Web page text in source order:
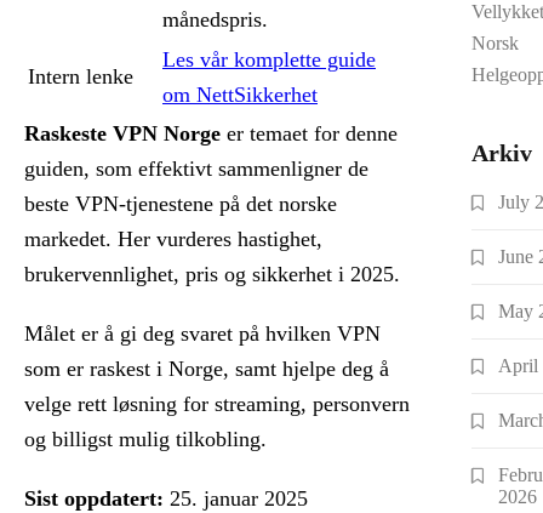
månedspris.
Intern lenke
Les vår komplette guide
om NettSikkerhet
Raskeste VPN Norge er temaet for denne
guiden, som effektivt sammenligner de
beste VPN-tjenestene på det norske
markedet. Her vurderes hastighet,
brukervennlighet, pris og sikkerhet i 2025.
Målet er å gi deg svaret på hvilken VPN
som er raskest i Norge, samt hjelpe deg å
velge rett løsning for streaming, personvern
og billigst mulig tilkobling.
Sist oppdatert: 25. januar 2025
Norsk
Arkiv
July
June
May
April
2026